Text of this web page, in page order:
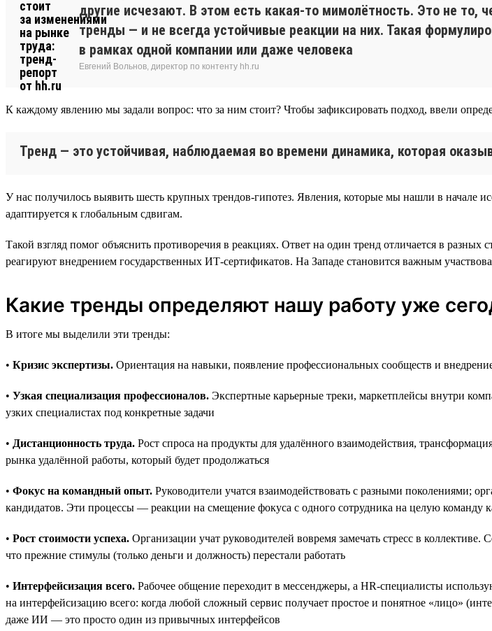
другие исчезают. В этом есть какая-то мимолётность. Это не
тренды — и не всегда устойчивые реакции на них. Такая
в рамках одной компании или даже человека
Евгений Вольнов, директор по контенту hh.ru
К каждому явлению мы задали вопрос: что за ним стоит? Чтобы зафиксировать подход, ввели
Тренд — это устойчивая, наблюдаемая во времени динамика, которая
У нас получилось выявить шесть крупных трендов-гипотез. Явления, которые мы нашли в начале
адаптируется к глобальным сдвигам.
Такой взгляд помог объяснить противоречия в реакциях. Ответ на один тренд отличается в
реагируют внедрением государственных ИТ-сертификатов. На Западе становится важным
Какие тренды определяют нашу работу уже
В итоге мы выделили эти тренды:
• Кризис экспертизы. Ориентация на навыки, появление профессиональных сообществ и
• Узкая специализация профессионалов. Экспертные карьерные треки, маркетплейсы внутри
узких специалистах под конкретные задачи
• Дистанционность труда. Рост спроса на продукты для удалённого взаимодействия,
рынка удалённой работы, который будет продолжаться
• Фокус на командный опыт. Руководители учатся взаимодействовать с разными поколениями;
кандидатов. Эти процессы — реакции на смещение фокуса с одного сотрудника на целую команду
• Рост стоимости успеха. Организации учат руководителей вовремя замечать стресс в
что прежние стимулы (только деньги и должность) перестали работать
• Интерфейсизация всего. Рабочее общение переходит в мессенджеры, а HR-специалисты
на интерфейсизацию всего: когда любой сложный сервис получает простое и понятное «лицо»
даже ИИ — это просто один из привычных интерфейсов